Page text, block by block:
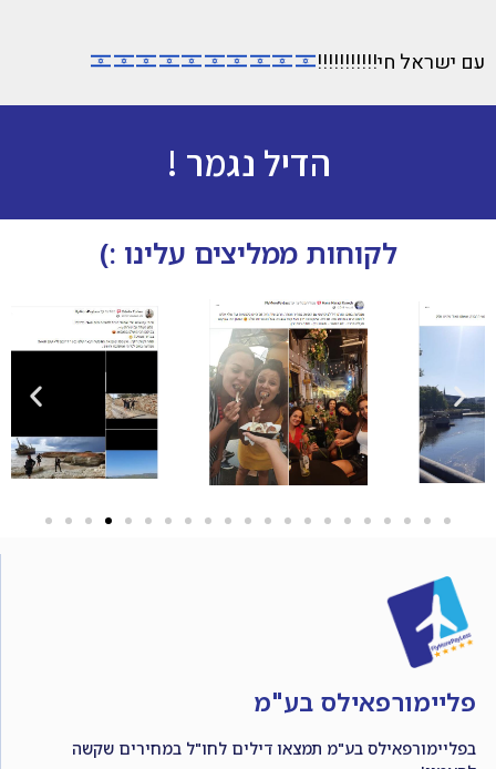
עם ישראל חי!!!!!!!!!!!
הדיל נגמר !
לקוחות ממליצים עלינו :)
פליימורפאילס בע"מ
בפליימורפאילס בע"מ תמצאו דילים לחו"ל במחירים שקשה